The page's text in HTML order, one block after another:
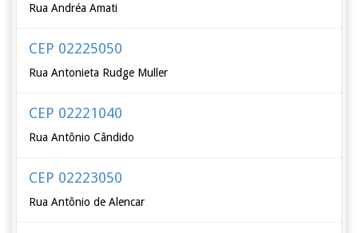
Rua Andréa Amati
CEP 02225050
Rua Antonieta Rudge Muller
CEP 02221040
Rua Antônio Cândido
CEP 02223050
Rua Antônio de Alencar